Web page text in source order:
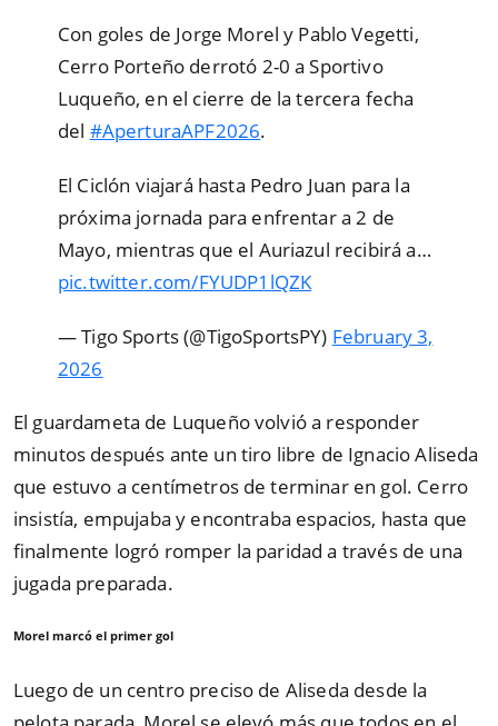
️Con goles de Jorge Morel y Pablo Vegetti,
Cerro Porteño derrotó 2-0 a Sportivo
Luqueño, en el cierre de la tercera fecha
del #AperturaAPF2026.
El Ciclón viajará hasta Pedro Juan para la
próxima jornada para enfrentar a 2 de
Mayo, mientras que el Auriazul recibirá a…
pic.twitter.com/FYUDP1lQZK
— Tigo Sports (@TigoSportsPY) February 3,
2026
El guardameta de Luqueño volvió a responder
minutos después ante un tiro libre de Ignacio Aliseda
que estuvo a centímetros de terminar en gol. Cerro
insistía, empujaba y encontraba espacios, hasta que
finalmente logró romper la paridad a través de una
jugada preparada.
Morel marcó el primer gol
Luego de un centro preciso de Aliseda desde la